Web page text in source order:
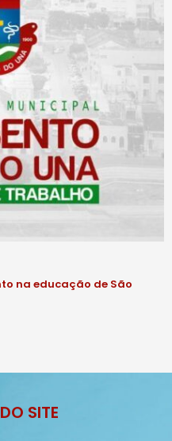
na educação de São
SITE